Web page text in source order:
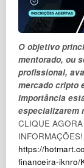
O objetivo
mentorado, ou
profissional,
mercado cripto
importância
especializarem
CLIQUE
INFORMAÇÕES!
https://
financeira-iknro/